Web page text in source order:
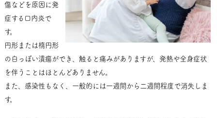
傷などを原因に発
症する口内炎で
す。
円形または楕円形
の白っぽい潰瘍ができ、触ると痛みがありますが、発熱や全身症状
を伴うことはほとんどありません。
また、感染性もなく、一般的には一週間から二週間程度で消失しま
す。